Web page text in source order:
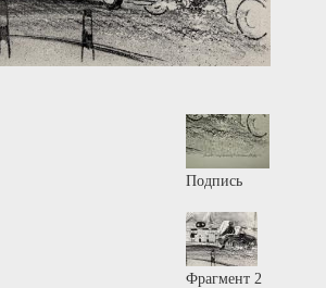
Подпись
Фрагмент 2